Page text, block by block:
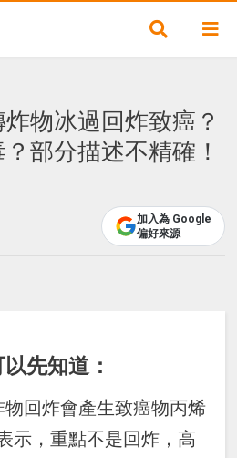
炸物冰過回炸致癌？
部分描述不精確！
加入為 Google
偏好來源
先知道：
物回炸會產生致癌物丙烯
示，重點不是回炸，高